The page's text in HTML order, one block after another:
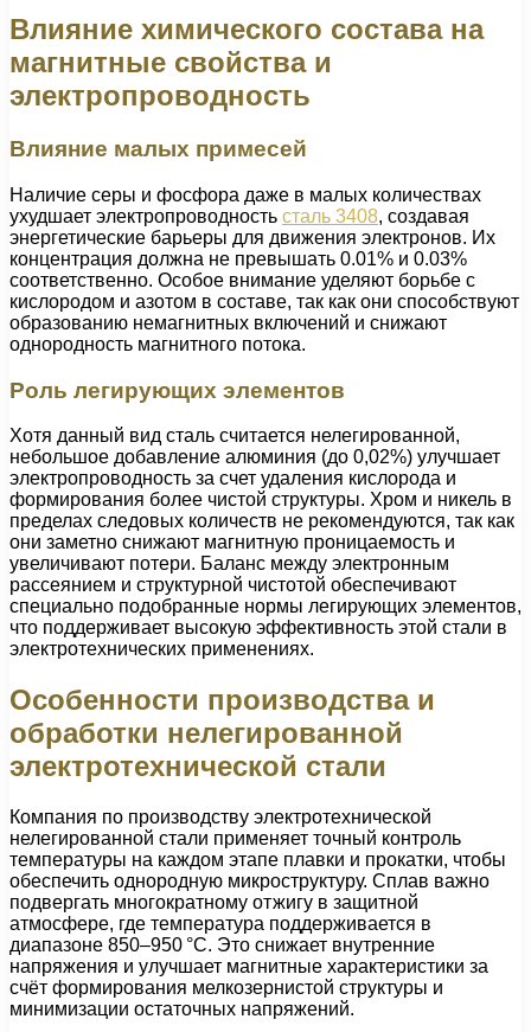
Влияние химического состава на
магнитные свойства и
электропроводность
Влияние малых примесей
Наличие серы и фосфора даже в малых количествах
ухудшает электропроводность сталь 3408, создавая
энергетические барьеры для движения электронов. Их
концентрация должна не превышать 0.01% и 0.03%
соответственно. Особое внимание уделяют борьбе с
кислородом и азотом в составе, так как они способствуют
образованию немагнитных включений и снижают
однородность магнитного потока.
Роль легирующих элементов
Хотя данный вид сталь считается нелегированной,
небольшое добавление алюминия (до 0,02%) улучшает
электропроводность за счет удаления кислорода и
формирования более чистой структуры. Хром и никель в
пределах следовых количеств не рекомендуются, так как
они заметно снижают магнитную проницаемость и
увеличивают потери. Баланс между электронным
рассеянием и структурной чистотой обеспечивают
специально подобранные нормы легирующих элементов,
что поддерживает высокую эффективность этой стали в
электротехнических применениях.
Особенности производства и
обработки нелегированной
электротехнической стали
Компания по производству электротехнической
нелегированной стали применяет точный контроль
температуры на каждом этапе плавки и прокатки, чтобы
обеспечить однородную микроструктуру. Сплав важно
подвергать многократному отжигу в защитной
атмосфере, где температура поддерживается в
диапазоне 850–950 °C. Это снижает внутренние
напряжения и улучшает магнитные характеристики за
счёт формирования мелкозернистой структуры и
минимизации остаточных напряжений.